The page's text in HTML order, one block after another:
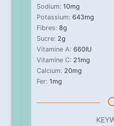
Sodium: 10mg
Potassium: 643mg
Fibres: 8g
Sucre: 2g
Vitamine A: 660IU
Vitamine C: 21mg
Calcium: 20mg
Fer: 1mg